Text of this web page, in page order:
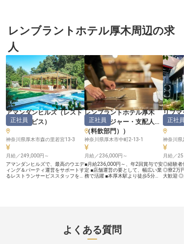
育む、心温まるおもてなしの舞台】
この地で、お客様の心に残るお料理
しい景色に囲まれた当施設では、訪
れるすべての方に最高の癒しと感動
をお届けしています。 地元の旬の
食材を活かし、一品一品に真心を込
めて調理する。 それが私たちのお
もてなしの原点です。 お客様の
「美味しい」という笑顔が、何より
の喜びとなるでしょう。 あなたの
培ってきた調理スキルと情熱を、ぜ
ひこの場所で輝かせてください。
ーー【安定した環境で、あなたのキ
ャリアを育む】 私たちは、スタッ
フ一人ひとりが安心して長く働ける
環境を大切にしています。 年間休
日120日の完全週休2日制で、プラ
イベートも充実させながら仕事に取
り組めます。 また、調理管理職候
補として、将来を見据えたキャリア
アップを支援。 研修育成制度や資
格取得支援も充実しており、あなた
の成長を後押しします。 単身寮も
完備しているため、遠方からの転職
も安心。 新しいステージで、あな
では、お客様に心から安らぎを感じ
ていただけるよう、真心を込めたお
笑顔のために、一品一品に心を込め
て調理しています。 日本の伝統と
現代の感性が融合した、記憶に残る
料理を共に創り上げていきましょ
う。 ーー【あなたの成長を支え
る、働きやすい環境】 調理場で
は、料理長の次に責任のある2番手
として、仕込みから煮物、焼き物ま
で一連の調理業務をお任せします。
幅広い経験を積むことで、料理人と
してのスキルをさらに高めることが
できます。 公休月7～8日、有給休
暇も取得可能で、プライベートも大
切にしながら働ける環境です。 社
員寮も完備しており、遠方からの転
職者も安心して新しい生活をスター
トできます。 ※2026年03月06日時
点の情報です
あなた
んか？当
シェフド
いながら
の記憶に
きます！
り入れた
ゲストを
ち合いましょう！
ルブラン
性】 リ
ら調理技
取得補助
活用し
らに単
ル間の無
やすい環
ループの
ストラ
業界なら
充実！
につけな
リアを築
レンブラントホテル厚木周辺の求
人
アマンダンヒルズ（レスト
ランサービス ）
正社員
神奈川県厚木市森の里若宮13-3
月給／249,000円～
アマンダンヒルズで、最高のウエデ
ィング＆パーティ運営をサポートす
るレストランサービススタッフを募
レンブラントホテル厚木
（マネージャー・支配人
（料飲部門）
）
正社員
神奈川県厚木市中町2-13-1
月給／236,000円～
■月給236,000円～、年2回賞与で安
定 ■店舗運営の要として、幅広い業
務で活躍 ■本厚木駅より徒歩5分、
残る時間をお届けすることが私たち
の喜びです。季節ごとのメニュー提
案やサービス改善にも積極的に関わ
リブマ
芦ノ湖
正社員
神奈川県
月給／
◎経験者
◎寮2万
大歓迎 ◎
よくある質問